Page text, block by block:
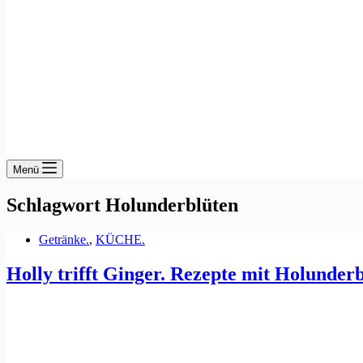
Menü
Schlagwort Holunderblüten
Getränke., KÜCHE.
Holly trifft Ginger. Rezepte mit